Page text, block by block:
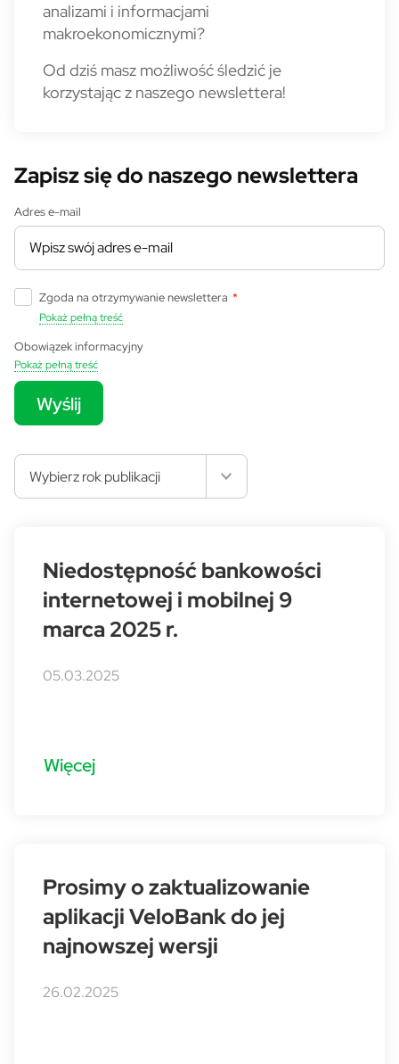
analizami i informacjami
makroekonomicznymi?
Od dziś masz możliwość śledzić je
korzystając z naszego newslettera!
Zapisz się do naszego newslettera
Adres e-mail
Zgoda na otrzymywanie newslettera *
Pokaż pełną treść
Obowiązek informacyjny
Pokaż pełną treść
Wyślij
Wybierz rok publikacji
Niedostępność bankowości
internetowej i mobilnej 9
marca 2025 r.
05.03.2025
Więcej
Prosimy o zaktualizowanie
aplikacji VeloBank do jej
najnowszej wersji
26.02.2025